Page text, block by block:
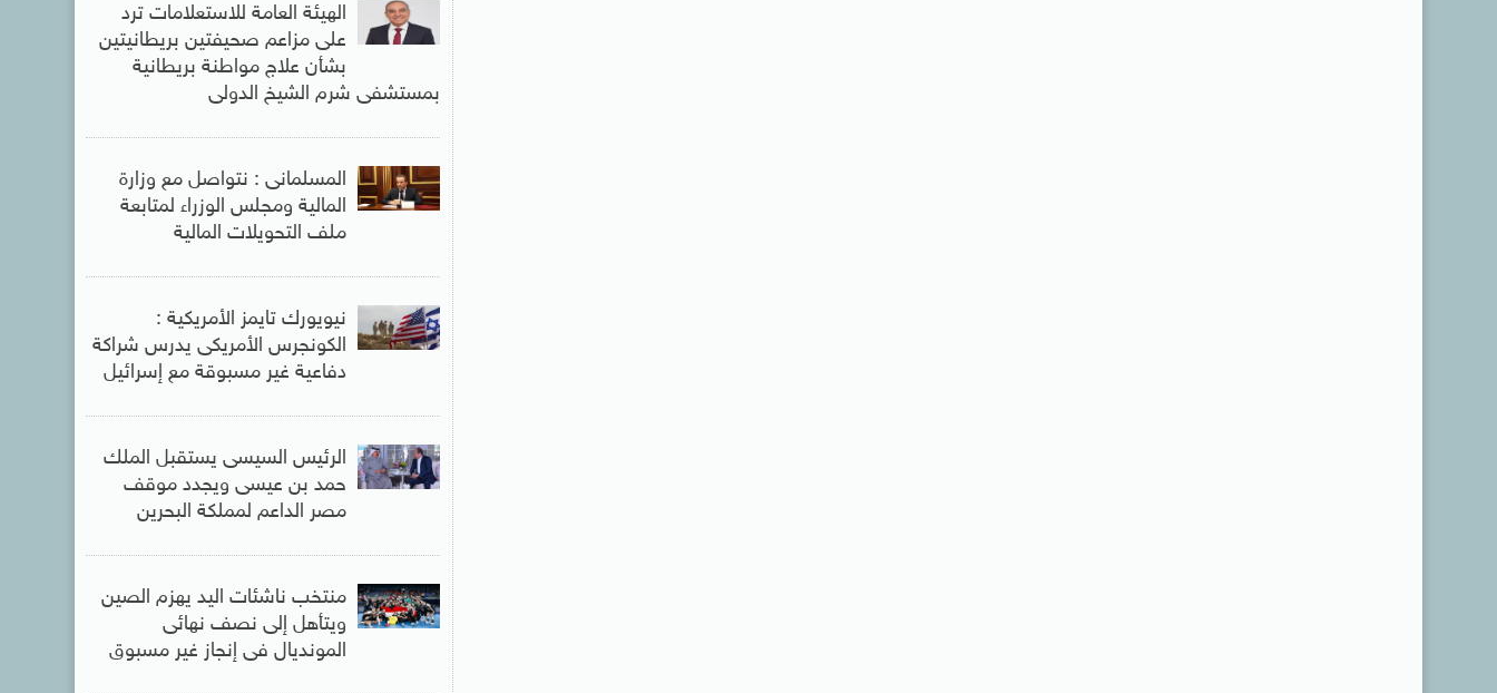
الهيئة العامة للاستعلامات ترد
على مزاعم صحيفتين بريطانيتين
بشأن علاج مواطنة بريطانية
بمستشفى شرم الشيخ الدولى
المسلمانى : نتواصل مع وزارة
المالية ومجلس الوزراء لمتابعة
ملف التحويلات المالية
نيويورك تايمز الأمريكية :
الكونجرس الأمريكى يدرس شراكة
دفاعية غير مسبوقة مع إسرائيل
الرئيس السيسى يستقبل الملك
حمد بن عيسى ويجدد موقف
مصر الداعم لمملكة البحرين
منتخب ناشئات اليد يهزم الصين
ويتأهل إلى نصف نهائى
المونديال فى إنجاز غير مسبوق